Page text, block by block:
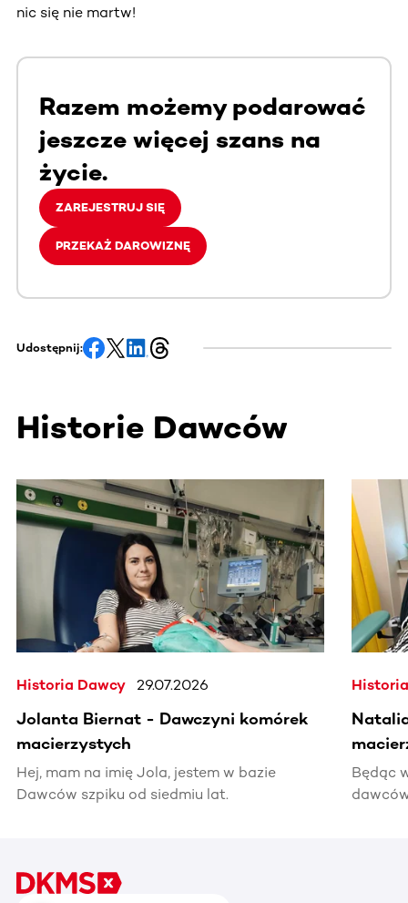
nic się nie martw!
Razem możemy podarować
jeszcze więcej szans na
życie.
ZAREJESTRUJ SIĘ
PRZEKAŻ DAROWIZNĘ
Udostępnij:
Historie Dawców
Ta sekcja zawiera treści przewijane w poziomie. Użyj
Historia Dawcy 29.07.2026
Jolanta Biernat - Dawczyni komórek
macierzystych
Hej, mam na imię Jola, jestem w bazie
Dawców szpiku od siedmiu lat.
Będąc